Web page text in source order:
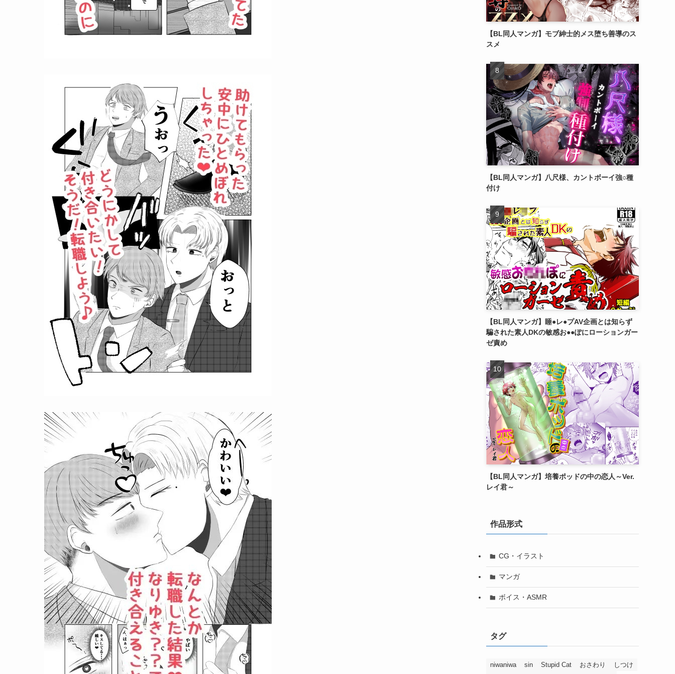
【BL同人マンガ】モブ紳士的メス堕ち善導のス
スメ
【BL同人マンガ】八尺様、カントボーイ強○種
付け
【BL同人マンガ】睡●レ●プAV企画とは知らず
騙された素人DKの敏感お●●ぽにローションガー
ゼ責め
【BL同人マンガ】培養ポッドの中の恋人～Ver.
レイ君～
作品形式
CG・イラスト
マンガ
ボイス・ASMR
タグ
niwaniwa sin Stupid Cat おさわり
しつけ